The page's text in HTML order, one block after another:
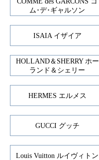
ム･デ･ギャルソン
ISAIA イザイア
HOLLAND＆SHERRY ホー
ランド＆シェリー
HERMES エルメス
GUCCI グッチ
Louis Vuitton ルイヴィトン